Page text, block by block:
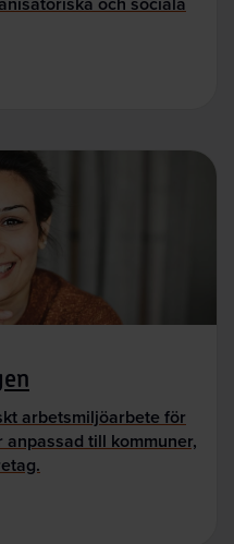
arbetsmiljöarbete för
till kommuner,